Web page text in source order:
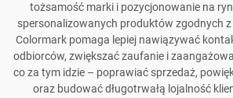
tożsamość marki i pozycjonowanie na
spersonalizowanych produktów zgodnych
Colormark pomaga lepiej nawiązywać
odbiorców, zwiększać zaufanie i
co za tym idzie – poprawiać sprzedaż,
oraz budować długotrwałą lojalność